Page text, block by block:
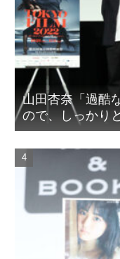
山田杏奈「過酷
ので、しっかり
『山女』東京国